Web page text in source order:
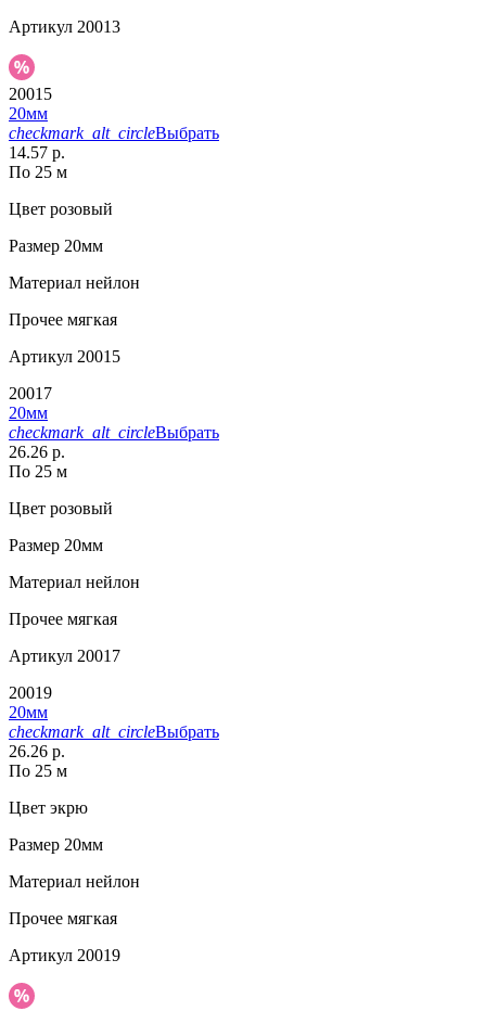
Артикул 20013
20015
20мм
checkmark_alt_circleВыбрать
14.57 р.
По 25 м
Цвет розовый
Размер 20мм
Материал нейлон
Прочее мягкая
Артикул 20015
20017
20мм
checkmark_alt_circleВыбрать
26.26 р.
По 25 м
Цвет розовый
Размер 20мм
Материал нейлон
Прочее мягкая
Артикул 20017
20019
20мм
checkmark_alt_circleВыбрать
26.26 р.
По 25 м
Цвет экрю
Размер 20мм
Материал нейлон
Прочее мягкая
Артикул 20019